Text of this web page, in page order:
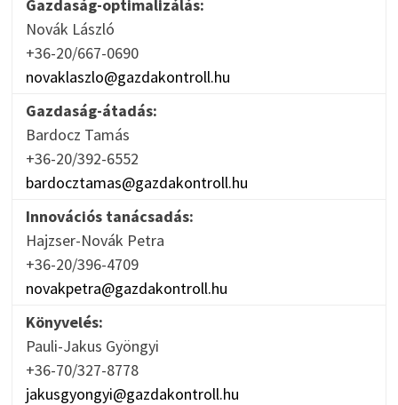
Gazdaság-optimalizálás:
Novák László
+36-20/667-0690
novaklaszlo@gazdakontroll.hu
Gazdaság-átadás:
Bardocz Tamás
+36-20/392-6552
bardocztamas@gazdakontroll.hu
Innovációs tanácsadás:
Hajzser-Novák Petra
+36-20/396-4709
novakpetra@gazdakontroll.hu
Könyvelés:
Pauli-Jakus Gyöngyi
+36-70/327-8778
jakusgyongyi@gazdakontroll.hu